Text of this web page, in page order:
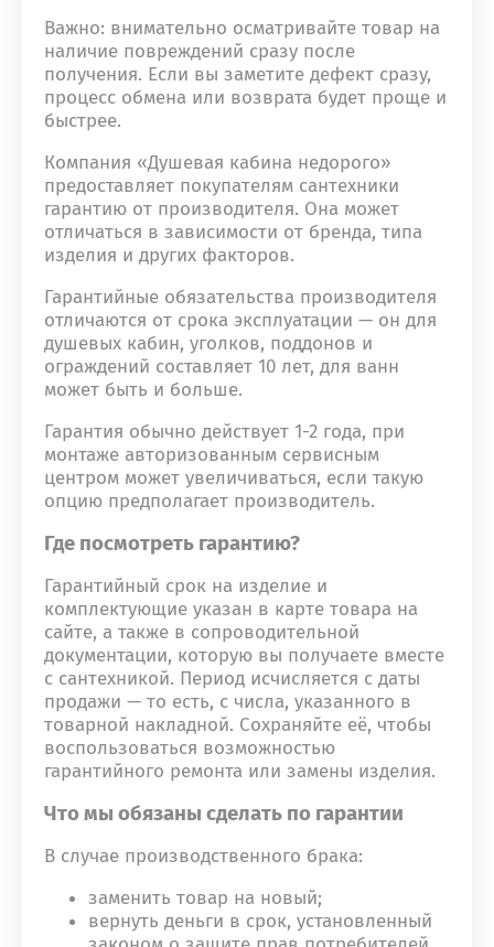
Важно: внимательно осматривайте товар на
наличие повреждений сразу после
получения. Если вы заметите дефект сразу,
процесс обмена или возврата будет проще и
быстрее.
Компания «Душевая кабина недорого»
предоставляет покупателям сантехники
гарантию от производителя. Она может
отличаться в зависимости от бренда, типа
изделия и других факторов.
Гарантийные обязательства производителя
отличаются от срока эксплуатации — он для
душевых кабин, уголков, поддонов и
ограждений составляет 10 лет, для ванн
может быть и больше.
Гарантия обычно действует 1-2 года, при
монтаже авторизованным сервисным
центром может увеличиваться, если такую
опцию предполагает производитель.
Где посмотреть гарантию?
Гарантийный срок на изделие и
комплектующие указан в карте товара на
сайте, а также в сопроводительной
документации, которую вы получаете вместе
с сантехникой. Период исчисляется с даты
продажи — то есть, с числа, указанного в
товарной накладной. Сохраняйте её, чтобы
воспользоваться возможностью
гарантийного ремонта или замены изделия.
Что мы обязаны сделать по гарантии
В случае производственного брака:
заменить товар на новый;
вернуть деньги в срок, установленный